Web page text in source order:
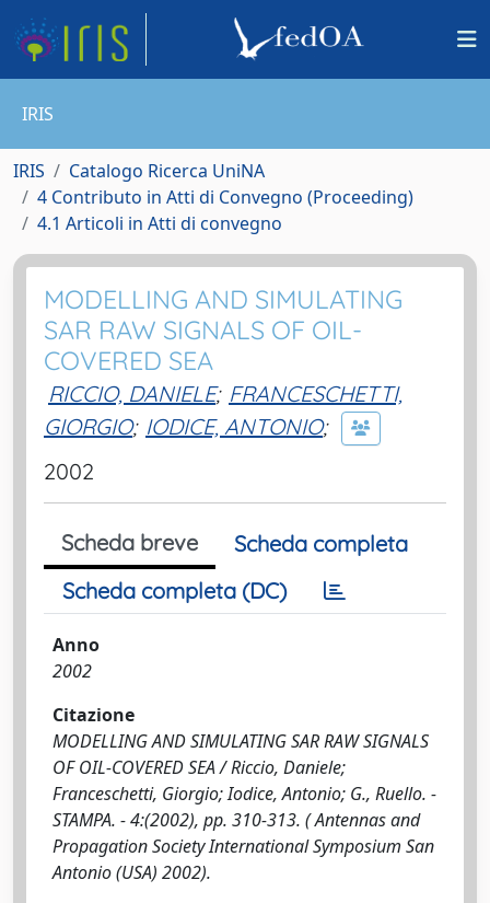
IRIS
IRIS
Catalogo Ricerca UniNA
4 Contributo in Atti di Convegno (Proceeding)
4.1 Articoli in Atti di convegno
MODELLING AND SIMULATING
SAR RAW SIGNALS OF OIL-
COVERED SEA
RICCIO, DANIELE; FRANCESCHETTI,
GIORGIO; IODICE, ANTONIO;
2002
Scheda breve
Scheda completa
Scheda completa (DC)
Anno
2002
Citazione
MODELLING AND SIMULATING SAR RAW SIGNALS
OF OIL-COVERED SEA / Riccio, Daniele;
Franceschetti, Giorgio; Iodice, Antonio; G., Ruello. -
STAMPA. - 4:(2002), pp. 310-313. ( Antennas and
Propagation Society International Symposium San
Antonio (USA) 2002).